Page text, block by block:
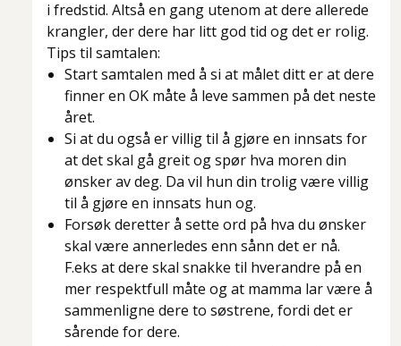
i fredstid. Altså en gang utenom at dere allerede
krangler, der dere har litt god tid og det er rolig.
Tips til samtalen:
Start samtalen med å si at målet ditt er at dere
finner en OK måte å leve sammen på det neste
året.
Si at du også er villig til å gjøre en innsats for
at det skal gå greit og spør hva moren din
ønsker av deg. Da vil hun din trolig være villig
til å gjøre en innsats hun og.
Forsøk deretter å sette ord på hva du ønsker
skal være annerledes enn sånn det er nå.
F.eks at dere skal snakke til hverandre på en
mer respektfull måte og at mamma lar være å
sammenligne dere to søstrene, fordi det er
sårende for dere.